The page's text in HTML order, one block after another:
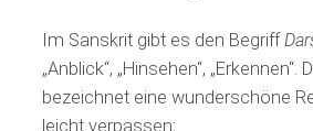
Im Sanskrit gibt es den Begriff
„Anblick“, „Hinsehen“, „Erkennen“.
bezeichnet eine wunderschöne
leicht verpassen: